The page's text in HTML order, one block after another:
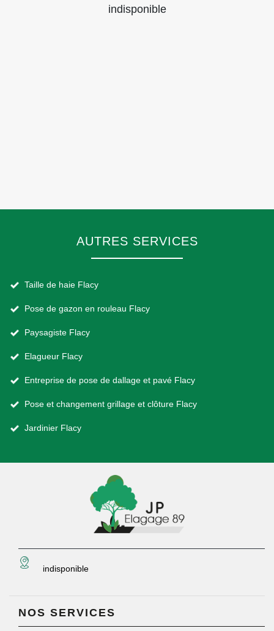
indisponible
AUTRES SERVICES
Taille de haie Flacy
Pose de gazon en rouleau Flacy
Paysagiste Flacy
Elagueur Flacy
Entreprise de pose de dallage et pavé Flacy
Pose et changement grillage et clôture Flacy
Jardinier Flacy
indisponible
NOS SERVICES